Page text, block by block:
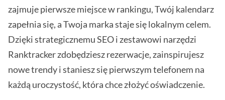
zajmuje pierwsze miejsce w rankingu, Twój kalendarz
zapełnia się, a Twoja marka staje się lokalnym celem.
Dzięki strategicznemu SEO i zestawowi narzędzi
Ranktracker zdobędziesz rezerwacje, zainspirujesz
nowe trendy i staniesz się pierwszym telefonem na
każdą uroczystość, która chce złożyć oświadczenie.